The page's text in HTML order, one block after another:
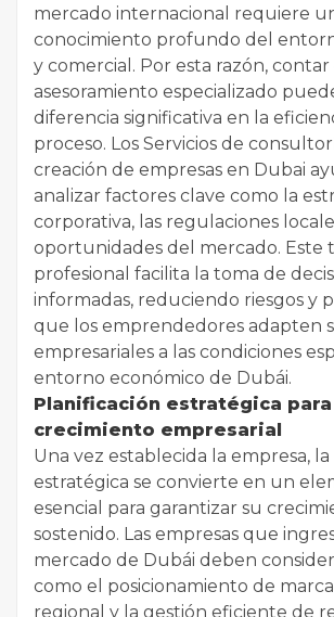
mercado internacional requiere
conocimiento profundo del
y comercial. Por esta razón, contar
asesoramiento especializado
diferencia significativa en la
proceso. Los Servicios de
creación de empresas en Dubai
analizar factores clave como la
corporativa, las regulaciones
oportunidades del mercado. Este
profesional facilita la toma de
informadas, reduciendo riesgos y
que los emprendedores adapten
empresariales a las condiciones
entorno económico de Dubái.
Planificación estratégica para
crecimiento empresarial
Una vez establecida la empresa,
estratégica se convierte en un
esencial para garantizar su
sostenido. Las empresas que
mercado de Dubái deben
como el posicionamiento de
regional y la gestión eficiente de